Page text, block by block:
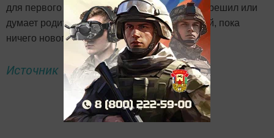
для первого и второго ребенка. Для тех, кто решил или
думает родить третьего и последующих детей, пока
ничего нового не придумали.
Источник